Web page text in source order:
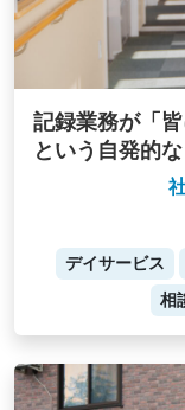
記録業務が「
という自発的
デイサービス
相